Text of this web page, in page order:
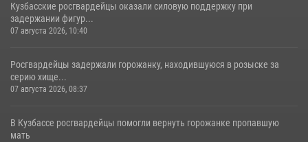
Кузбасские росгвардейцы оказали силовую поддержку при
задержании фигур...
07 августа 2026, 10:40
Росгвардейцы задержали горожанку, находившуюся в розыске за
серию хище...
07 августа 2026, 08:37
В Кузбассе росгвардейцы помогли вернуть горожанке пропавшую
мать